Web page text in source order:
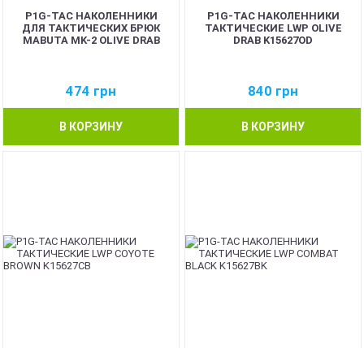
P1G-TAC НАКОЛЕННИКИ
ДЛЯ ТАКТИЧЕСКИХ БРЮК
MABUTA MK-2 OLIVE DRAB
474 грн
В КОРЗИНУ
P1G-TAC НАКОЛЕННИКИ
ТАКТИЧЕСКИЕ LWP OLIVE
DRAB K15627OD
840 грн
В КОРЗИНУ